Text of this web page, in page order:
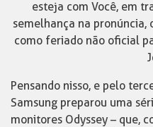
esteja com Você, em
semelhança na
como feriado não oficial
Pensando nisso, e pelo
Samsung preparou uma
monitores Odyssey – que,